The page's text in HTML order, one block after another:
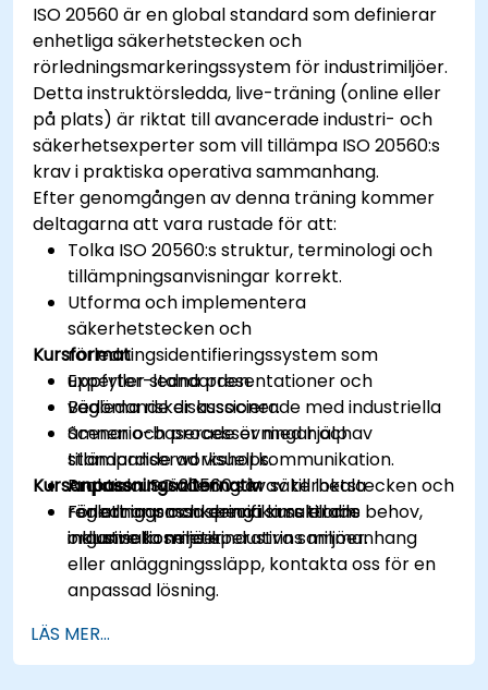
ISO 20560 är en global standard som definierar
enhetliga säkerhetstecken och
rörledningsmarkeringssystem för industrimiljöer.
Detta instruktörsledda, live-träning (online eller
på plats) är riktat till avancerade industri- och
säkerhetsexperter som vill tillämpa ISO 20560:s
krav i praktiska operativa sammanhang.
Efter genomgången av denna träning kommer
deltagarna att vara rustade för att:
Tolka ISO 20560:s struktur, terminologi och
tillämpningsanvisningar korrekt.
Utforma och implementera
säkerhetstecken och
rörledningsidentifieringssystem som
uppfyller standarden.
Bedöma risker associerade med industriella
ämnen och processer med hjälp av
standardiserad visuell kommunikation.
Anpassa ISO 20560:s krav till lokala
regleringar och specifika sektorns behov,
inklusive kosmetikindustrins miljöer.
Kursformat
Experter-ledna presentationer och
vägledande diskussioner.
Scenario-baserade övningar och
tillämpande workshops.
Praktisk utvärdering av säkerhetstecken och
rörledningsmarkering i simulerade
industriella miljöer.
Kursanpassningsalternativ
För att anpassa denna kurs till din
organisationens operativa sammanhang
eller anläggningssläpp, kontakta oss för en
anpassad lösning.
LÄS MER...